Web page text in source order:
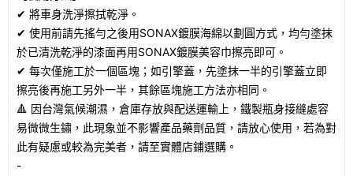
✔ 將車身洗淨擦拭乾淨。
✔ 使用前請先搖勻之後用SONAX鍍膜海綿以劃圓方式，均勻塗抹
於已清洗乾淨的漆面再用SONAX鍍膜美容巾擦亮即可。
✔ 每次僅施工於一個區塊；如引擎蓋，先塗抹一半的引擎蓋立即
擦亮後再施工另外一半，其餘區塊施工方法亦相同。
🔺 因台灣氣候潮濕，倉庫存放與配送運輸上，鐵製瓶身接縫處容
易微微生鏽，此現象並不影響產品藥劑品質，請放心使用，若為對
此有疑慮或較為完美者，請至實體店鋪選購。
-